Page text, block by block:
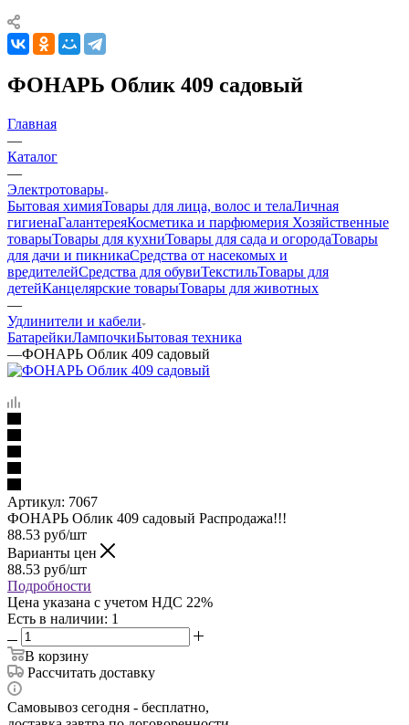
ФОНАРЬ Облик 409 садовый
Главная
—
Каталог
—
Электротовары
Бытовая химияТовары для лица, волос и телаЛичная
гигиенаГалантереяКосметика и парфюмерия Хозяйственные
товарыТовары для кухниТовары для сада и огородаТовары
для дачи и пикникаСредства от насекомых и
вредителейСредства для обувиТекстильТовары для
детейКанцелярские товарыТовары для животных
—
Удлинители и кабели
БатарейкиЛампочкиБытовая техника
—ФОНАРЬ Облик 409 садовый
Артикул: 7067
ФОНАРЬ Облик 409 садовый Распродажа!!!
88.53 руб/шт
Варианты цен
88.53 руб/шт
Подробности
Цена указана с учетом НДС 22%
Есть в наличии: 1
В корзину
Рассчитать доставку
Самовывоз сегодня - бесплатно,